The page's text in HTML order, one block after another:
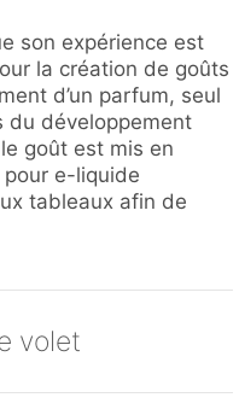
son expérience est
la création de goûts
d’un parfum, seul
du développement
goût est mis en
pour e-liquide
tableaux afin de
volet